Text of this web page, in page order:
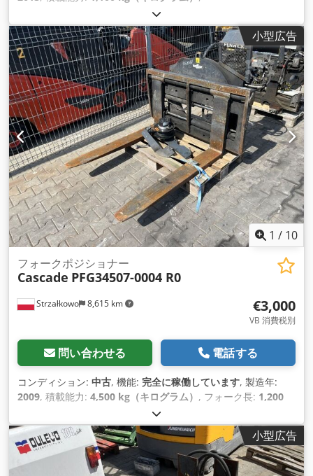
小型広告
1 / 10
Strzałkowo 8,615 km
フォークポジショナー
Cascade PFG34507-0004 R0
€3,000
VB 消費税別
問い合わせる 電話する
コンディション: 中古, 機能: 完全に稼働しています, 製造年:
2009, 積載能力: 4,500 kg（キログラム） , フォーク長: 1,200
小型広告